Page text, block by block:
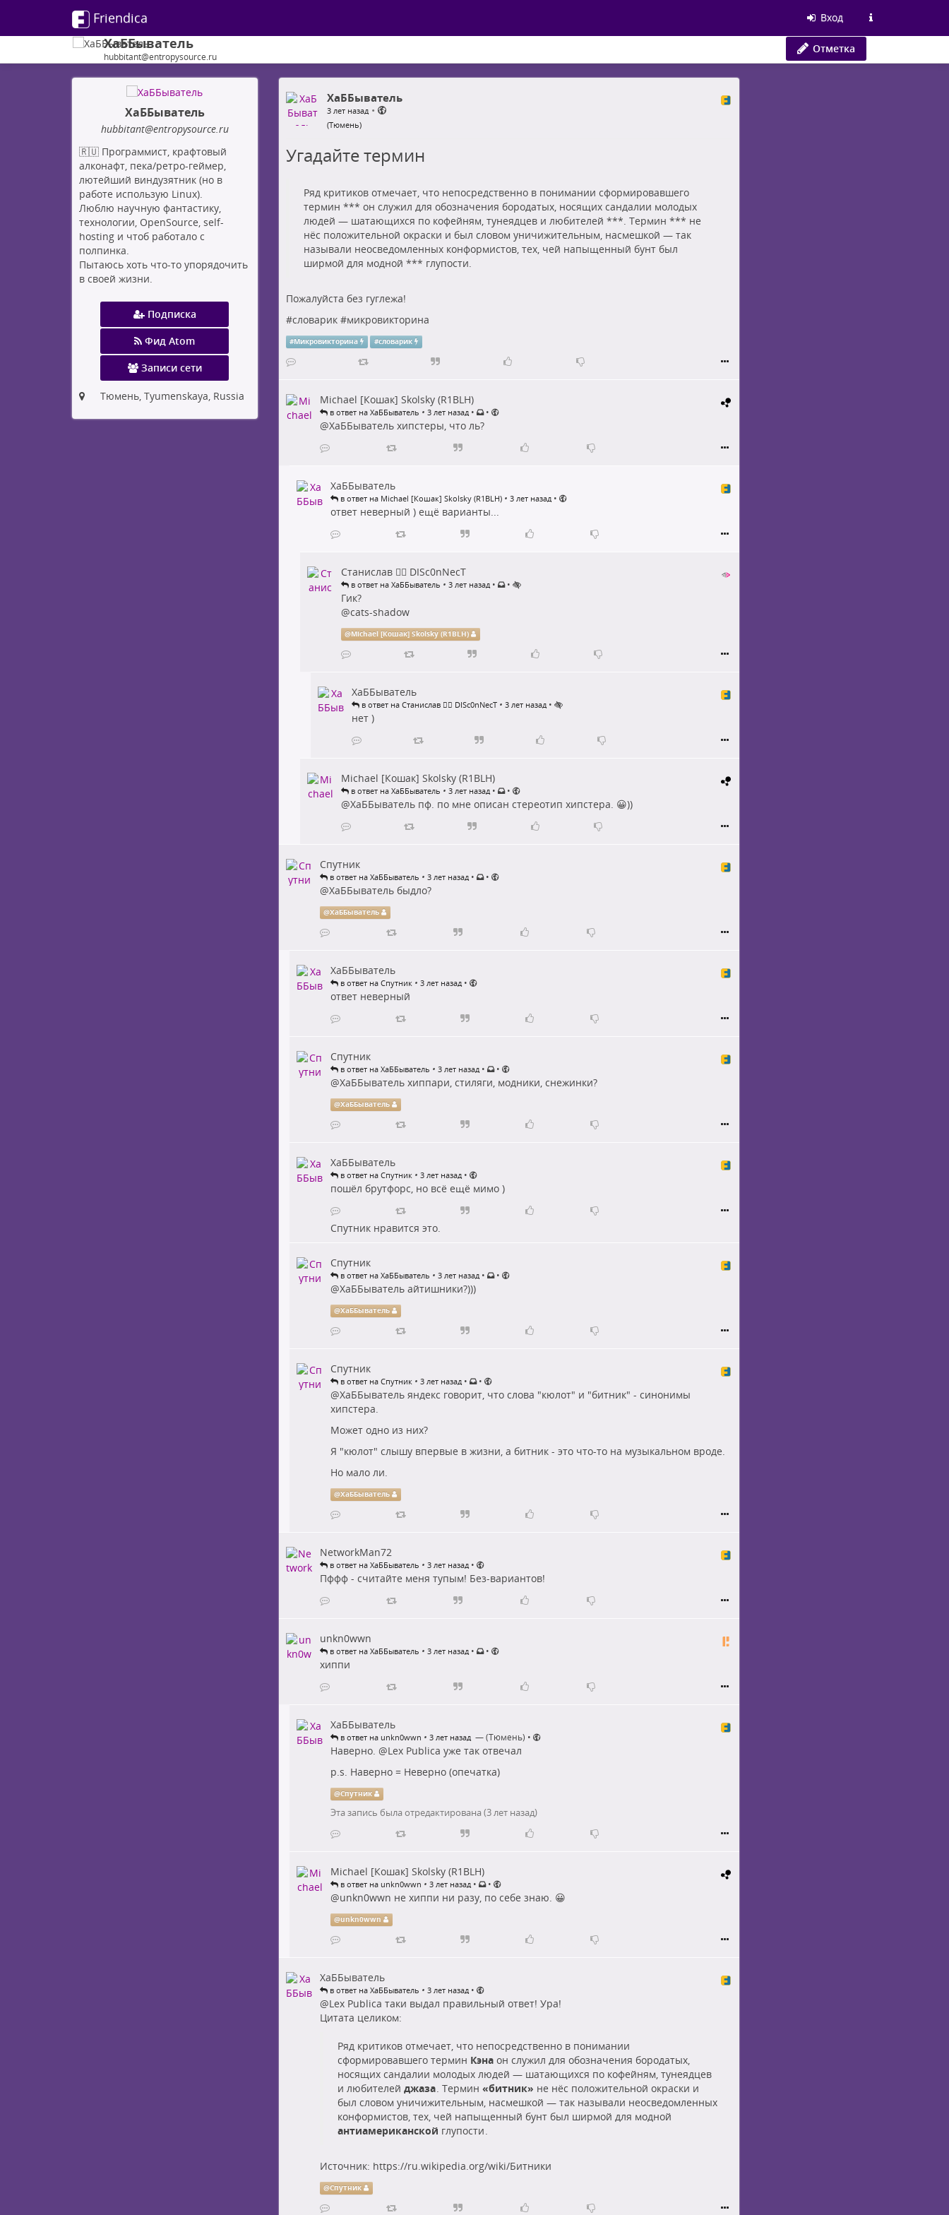
Friendica Вход
ХаББыватель
hubbitant@entropysource.ru
Отметка
ХаББыватель
hubbitant@entropysource.ru
🇷🇺 Программист, крафтовый
алконафт, пека/ретро-геймер,
лютейший виндузятник (но в
работе использую Linux).
Люблю научную фантастику,
технологии, OpenSource, self-
hosting и чтоб работало с
полпинка.
Пытаюсь хоть что-то упорядочить
в своей жизни.
Подписка
Фид Atom
Записи сети
Тюмень, Tyumenskaya, Russia
ХаББыватель
3 лет назад •
(Тюмень)
Угадайте термин
Ряд критиков отмечает, что непосредственно в понимании сформировавшего
термин *** он служил для обозначения бородатых, носящих сандалии молодых
людей — шатающихся по кофейням, тунеядцев и любителей ***. Термин *** не
нёс положительной окраски и был словом уничижительным, насмешкой — так
называли неосведомленных конформистов, тех, чей напыщенный бунт был
ширмой для модной *** глупости.
Пожалуйста без гуглежа!
#словарик#микровикторина
#Микровикторина #словарик
Michael [Кошак] Skolsky (R1BLH)
в ответ на ХаББыватель • 3 лет назад • •
@ХаББывательхипстеры, что ль?
ХаББыватель
в ответ на Michael [Кошак] Skolsky (R1BLH) • 3 лет назад •
ответ неверный ) ещё варианты...
Станислав 🏴‍☠️ DISc0nNecT
в ответ на ХаББыватель • 3 лет назад • •
Гик?
@cats-shadow
@Michael [Кошак] Skolsky (R1BLH)
ХаББыватель
в ответ на Станислав 🏴‍☠️ DISc0nNecT • 3 лет назад •
нет )
Michael [Кошак] Skolsky (R1BLH)
в ответ на ХаББыватель • 3 лет назад • •
@ХаББывательпф. по мне описан стереотип хипстера. 😀))
Спутник
в ответ на ХаББыватель • 3 лет назад • •
@ХаББывательбыдло?
@ХаББыватель
ХаББыватель
в ответ на Спутник • 3 лет назад •
ответ неверный
Спутник
в ответ на ХаББыватель • 3 лет назад • •
@ХаББывательхиппари, стиляги, модники, снежинки?
@ХаББыватель
ХаББыватель
в ответ на Спутник • 3 лет назад •
пошёл брутфорс, но всё ещё мимо )
Спутникнравится это.
Спутник
в ответ на ХаББыватель • 3 лет назад • •
@ХаББывательайтишники?)))
@ХаББыватель
Спутник
в ответ на Спутник • 3 лет назад • •
@ХаББывательяндекс говорит, что слова "кюлот" и "битник" - синонимы
хипстера.
Может одно из них?
Я "кюлот" слышу впервые в жизни, а битник - это что-то на музыкальном вроде.
Но мало ли.
@ХаББыватель
NetworkMan72
в ответ на ХаББыватель • 3 лет назад •
Пффф - считайте меня тупым! Без-вариантов!
unkn0wwn
в ответ на ХаББыватель • 3 лет назад • •
хиппи
ХаББыватель
в ответ на unkn0wwn • 3 лет назад — (Тюмень) •
Наверно. @Lex Publica уже так отвечал
p.s. Наверно = Неверно (опечатка)
@Спутник
Эта запись была отредактирована (3 лет назад)
Michael [Кошак] Skolsky (R1BLH)
в ответ на unkn0wwn • 3 лет назад • •
@unkn0wwn не хиппи ни разу, по себе знаю. 😀
@unkn0wwn
ХаББыватель
в ответ на ХаББыватель • 3 лет назад •
@Lex Publica таки выдал правильный ответ! Ура!
Цитата целиком:
Ряд критиков отмечает, что непосредственно в понимании
сформировавшего термин Кэнаон служил для обозначения бородатых,
носящих сандалии молодых людей — шатающихся по кофейням, тунеядцев
и любителей джаза. Термин «битник» не нёс положительной окраски и
был словом уничижительным, насмешкой — так называли неосведомленных
конформистов, тех, чей напыщенный бунт был ширмой для модной
антиамериканской глупости .
Источник: https://ru.wikipedia.org/wiki/Битники
@Спутник